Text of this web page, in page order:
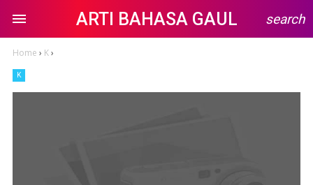
ARTI BAHASA GAUL search
Home › K›
K